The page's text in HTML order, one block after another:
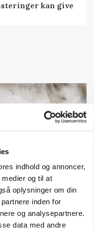
indhold og annoncer,
og til at
oplysninger om din
inden for
og analysepartnere.
data med andre
kan give
procent